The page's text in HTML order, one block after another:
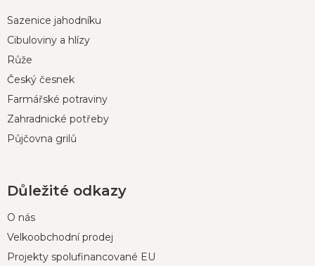
aSazenice jahodníku
Cibuloviny a hlízy
Růže
Český česnek
Farmářské potraviny
Zahradnické potřeby
Půjčovna grilů
Důležité odkazy
O nás
Velkoobchodní prodej
Projekty spolufinancované EU